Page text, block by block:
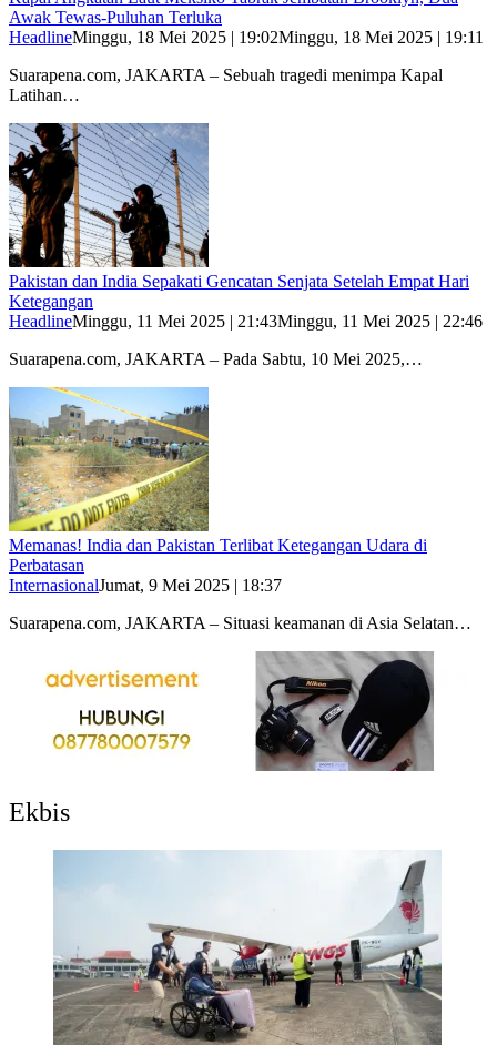
Awak Tewas-Puluhan Terluka
HeadlineMinggu, 18 Mei 2025 | 19:02Minggu, 18 Mei 2025 | 19:11
Suarapena.com, JAKARTA – Sebuah tragedi menimpa Kapal
Latihan…
Pakistan dan India Sepakati Gencatan Senjata Setelah Empat Hari
Ketegangan
HeadlineMinggu, 11 Mei 2025 | 21:43Minggu, 11 Mei 2025 | 22:46
Suarapena.com, JAKARTA – Pada Sabtu, 10 Mei 2025,…
Memanas! India dan Pakistan Terlibat Ketegangan Udara di
Perbatasan
InternasionalJumat, 9 Mei 2025 | 18:37
Suarapena.com, JAKARTA – Situasi keamanan di Asia Selatan…
Ekbis